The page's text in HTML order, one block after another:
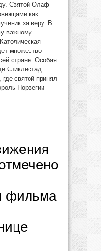
Святой Олаф
как
за веру. В
важному
множество
стране. Особая
Стиклестад
святой принял
Норвегии
фильма